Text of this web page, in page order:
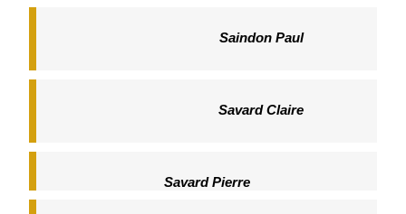
Saindon Paul
Savard Claire
Savard Pierre